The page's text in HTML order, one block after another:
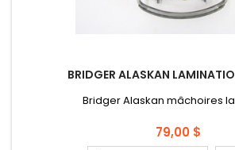
BRIDGER ALASKAN
Bridger Alaskan mâchoires
Prix
79,00 $